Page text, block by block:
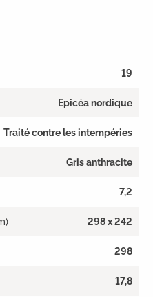
19
Epicéa nordique
Traité contre les intempéries
Gris anthracite
7,2
298 x 242
298
17,8